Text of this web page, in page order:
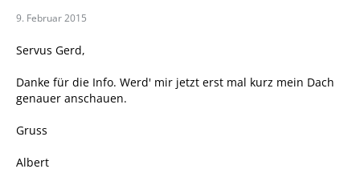
9. Februar 2015
Servus Gerd,
Danke für die Info. Werd' mir jetzt erst mal kurz mein Dach
genauer anschauen.
Gruss
Albert